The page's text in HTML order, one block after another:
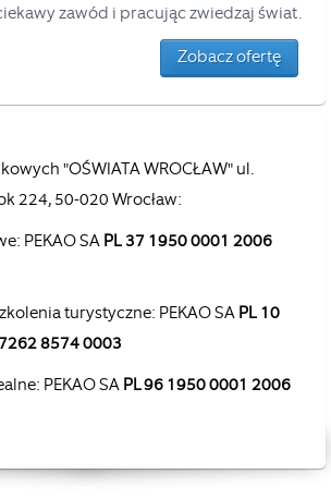
zawód i pracując zwiedzaj świat.
Zobacz ofertę
"OŚWIATA WROCŁAW" ul.
224, 50-020 Wrocław:
PEKAO SA PL 37 1950 0001 2006
turystyczne: PEKAO SA PL 10
8574 0003
PEKAO SA PL 96 1950 0001 2006